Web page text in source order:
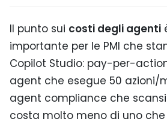
Il punto sui costi degli agenti
importante per le PMI che
Copilot Studio: pay-per-
agent che esegue 50 azioni/
agent compliance che
costa molto meno di uno che